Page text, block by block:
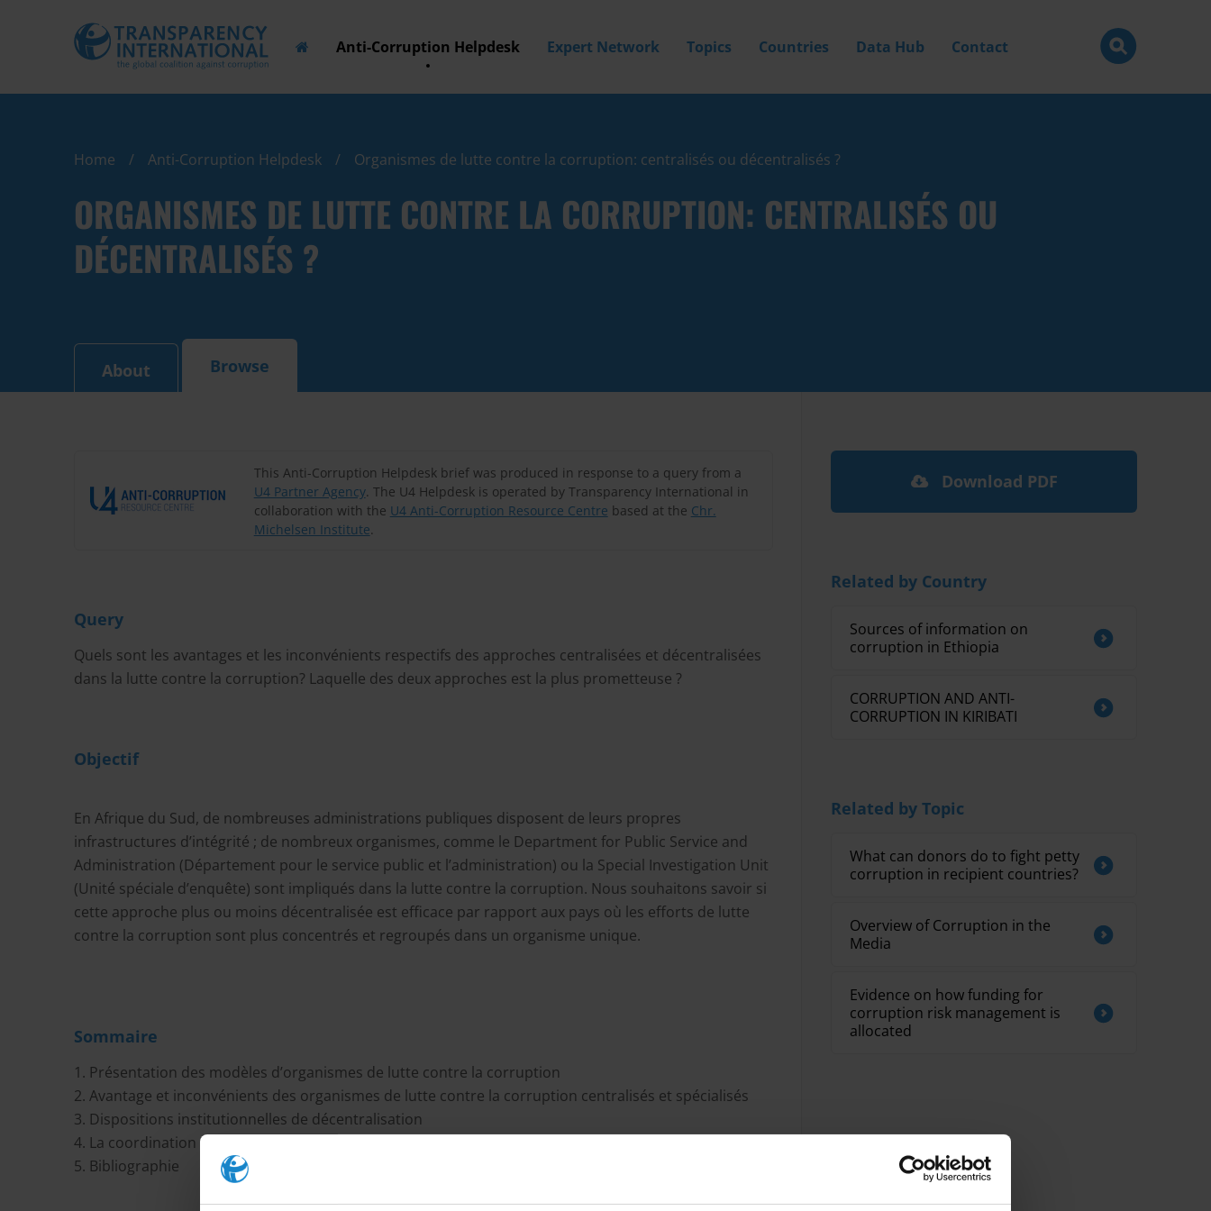
Anti-Corruption Helpdesk Expert Network Topics Countries Data Hub Contact
Home Anti-Corruption Helpdesk Organismes de lutte contre la corruption: centralisés ou décentralisés ?
ORGANISMES DE LUTTE CONTRE LA CORRUPTION: CENTRALISÉS OU
DÉCENTRALISÉS ?
About Browse
This Anti-Corruption Helpdesk brief was produced in response to a query from a
U4 Partner Agency. The U4 Helpdesk is operated by Transparency International in
collaboration with the U4 Anti-Corruption Resource Centre based at the Chr.
Michelsen Institute.
Query
Quels sont les avantages et les inconvénients respectifs des approches centralisées et décentralisées
dans la lutte contre la corruption? Laquelle des deux approches est la plus prometteuse ?
Objectif
En Afrique du Sud, de nombreuses administrations publiques disposent de leurs propres
infrastructures d’intégrité ; de nombreux organismes, comme le Department for Public Service and
Administration (Département pour le service public et l’administration) ou la Special Investigation Unit
(Unité spéciale d’enquête) sont impliqués dans la lutte contre la corruption. Nous souhaitons savoir si
cette approche plus ou moins décentralisée est efficace par rapport aux pays où les efforts de lutte
contre la corruption sont plus concentrés et regroupés dans un organisme unique.
Sommaire
1. Présentation des modèles d’organismes de lutte contre la corruption
2. Avantage et inconvénients des organismes de lutte contre la corruption centralisés et spécialisés
3. Dispositions institutionnelles de décentralisation
4. La coordination : un défi commun
5. Bibliographie
Download PDF
Related by Country
Sources of information on
corruption in Ethiopia
CORRUPTION AND ANTI-
CORRUPTION IN KIRIBATI
Related by Topic
What can donors do to fight petty
corruption in recipient countries?
Overview of Corruption in the
Media
Evidence on how funding for
corruption risk management is
allocated